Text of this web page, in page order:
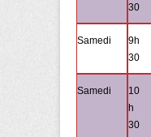
30
Samedi
9h
30
Samedi
10
h
30